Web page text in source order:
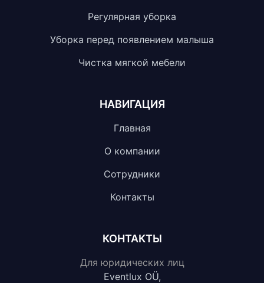
Регулярная уборка
Уборка перед появлением малыша
Чистка мягкой мебели
НАВИГАЦИЯ
Главная
О компании
Сотрудники
Контакты
КОНТАКТЫ
Для юридических лиц
Eventlux OÜ,